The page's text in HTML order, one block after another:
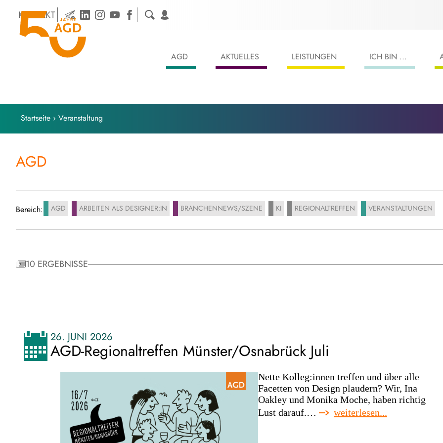
content
KONTAKT
AGD AKTUELLES LEISTUNGEN ICH BIN ...
Startseite › Veranstaltung
AGD
Bereich: AGD ARBEITEN ALS DESIGNER:IN BRANCHENNEWS/SZENE KI REGIONALTREFFEN VERANSTALTUNGEN
10 ERGEBNISSE
26. JUNI 2026
AGD-Regionaltreffen Münster/Osnabrück Juli
Nette Kolleg:innen treffen und über alle
Facetten von Design plaudern? Wir, Ina
Oakley und Monika Moche, haben richtig
Lust darauf.…
weiterlesen...